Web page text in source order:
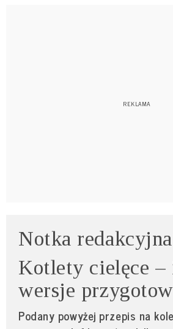
Notka redakcyjna
Kotlety cielęce –
wersje
Podany powyżej przepis na